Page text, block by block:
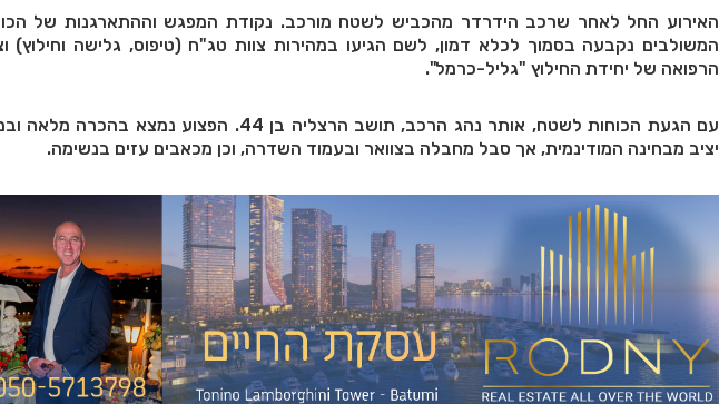
האירוע החל לאחר שרכב הידרדר מהכביש לשטח מורכב. נקודת המפגש וההתארגנות של
המשולבים נקבעה בסמוך לכלא דמון, לשם הגיעו במהירות צוות טג"ח (טיפוס, גלישה וחילוץ)
הרפואה של יחידת החילוץ "גליל-כרמל".
עם הגעת הכוחות לשטח, אותר נהג הרכב, תושב הרצליה בן 44. הפצוע נמצא בהכרה
יציב מבחינה המודינמית, אך סבל מחבלה בצוואר ובעמוד השדרה, וכן מכאבים עזים בנשימה.